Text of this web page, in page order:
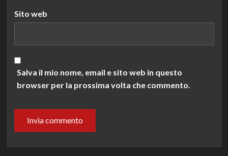
Sito web
Salva il mio nome, email e sito web in questo
browser per la prossima volta che commento.